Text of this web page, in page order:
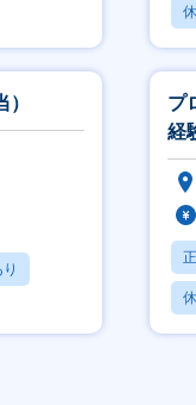
プ
経